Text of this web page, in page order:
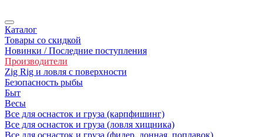
Каталог
Товары со скидкой
Новинки / Последние поступления
Производители
Zig Rig и ловля с поверхности
Безoпасность рыбы
Быт
Весы
Все для оснасток и груза (карпфишинг)
Все для оснасток и груза (ловля хищника)
Все для оснасток и груза (фидер, донная, поплавок)